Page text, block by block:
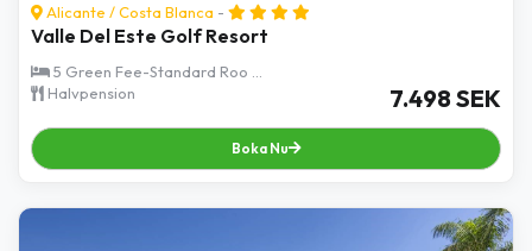
Alicante /Costa Blanca -
Valle Del Este Golf Resort
5 Green Fee-Standard Roo ...
Halvpension
7.498 SEK
Boka Nu